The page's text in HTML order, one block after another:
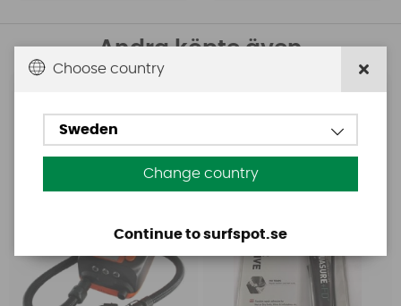
Andra köpte även
Base Rechargeable
Choose country
Sweden
Change country
Continue to surfspot.se